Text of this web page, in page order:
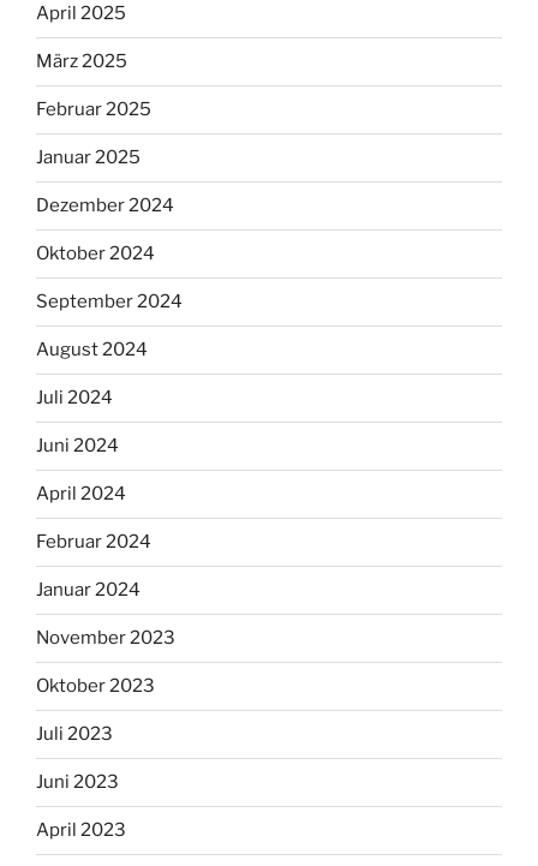
April 2025
März 2025
Februar 2025
Januar 2025
Dezember 2024
Oktober 2024
September 2024
August 2024
Juli 2024
Juni 2024
April 2024
Februar 2024
Januar 2024
November 2023
Oktober 2023
Juli 2023
Juni 2023
April 2023